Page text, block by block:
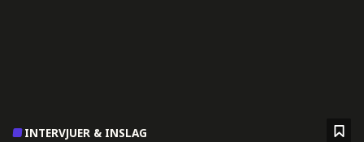
INTERVJUER & INSLAG